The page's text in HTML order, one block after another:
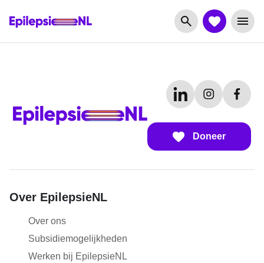
Doneer
Over EpilepsieNL
Over ons
Subsidiemogelijkheden
Werken bij EpilepsieNL